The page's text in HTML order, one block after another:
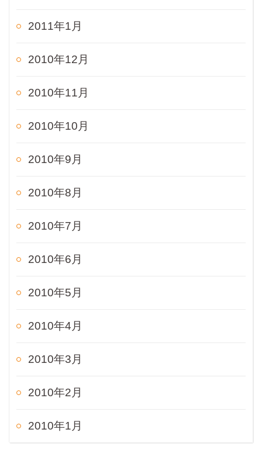
2011年1月
2010年12月
2010年11月
2010年10月
2010年9月
2010年8月
2010年7月
2010年6月
2010年5月
2010年4月
2010年3月
2010年2月
2010年1月